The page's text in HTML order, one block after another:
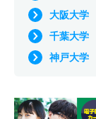
大阪大学
千葉大学
神戸大学